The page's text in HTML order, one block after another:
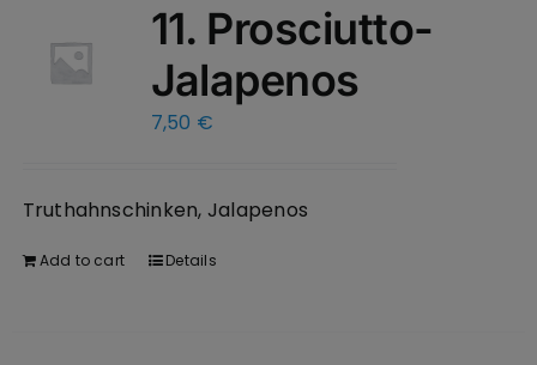
11. Prosciutto-
Jalapenos
7,50 €
Truthahnschinken, Jalapenos
Add to cart Details